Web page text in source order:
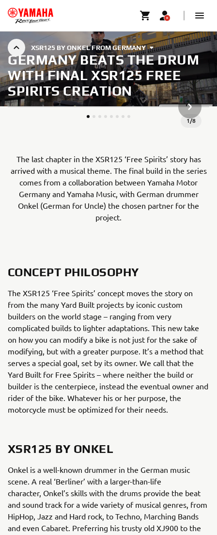
XSR125 BY ONKEL FROM GERMANY
GERMANY BEATS THE DRUM
WITH FINAL XSR125 FREE
SPIRITS CREATION
1/8
The last chapter in the XSR125 ‘Free Spirits’ story has
arrived with a musical theme. The final build in the series
comes from a collaboration between Yamaha Motor
Germany and Yamaha Music, with German drummer
Onkel (German for Uncle) the chosen partner for the
project.
CONCEPT PHILOSOPHY
The XSR125 ‘Free Spirits’ concept moves the story on
from the many Yard Built projects by iconic custom
builders on the world stage – ranging from very
complicated builds to lighter adaptations. This new take
on how you can modify a bike is not just for the sake of
modifying, but with a greater purpose. It’s a method that
serves a special goal, set by its owner. We call that the
Yard Built for Free Spirits – where neither the build or
builder is the centerpiece, instead the eventual owner and
rider of the bike. Whatever his or her purpose, the
motorcycle must be optimized for their needs.
XSR125 BY ONKEL
Onkel is a well-known drummer in the German music
scene. A real ‘Berliner’ with a larger-than-life
character, Onkel’s skills with the drums provide the beat
and sound track for a wide variety of musical genres, from
HipHop, Jazz and Hard rock, to Techno, Marching Bands
and even Cabaret. Preferring his trusty old XJ900 to the